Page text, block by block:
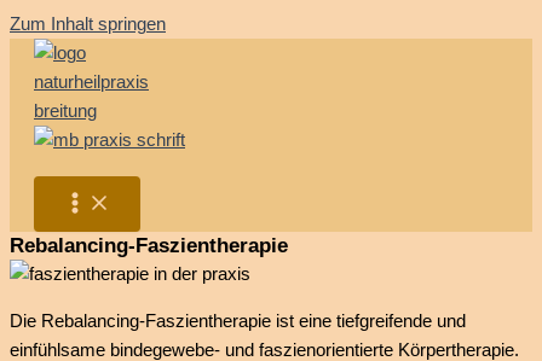
Zum Inhalt springen
Rebalancing-Faszientherapie
Die Rebalancing-Faszientherapie ist eine tiefgreifende und
einfühlsame bindegewebe- und faszienorientierte Körpertherapie.